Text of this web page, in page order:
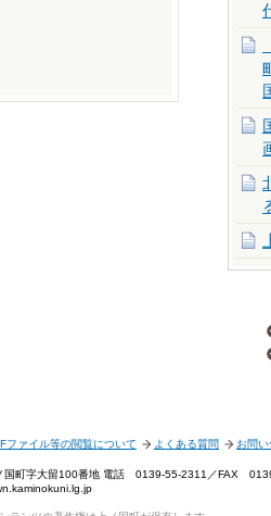
ファイル等の閲覧について よくある質問 お問
国町字大留100番地 電話 0139-55-2311／FAX